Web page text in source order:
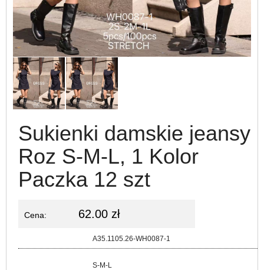
Sukienki damskie jeansy
Roz S-M-L, 1 Kolor
Paczka 12 szt
Cena: 62.00 zł
A35.1105.26-WH0087-1
S-M-L